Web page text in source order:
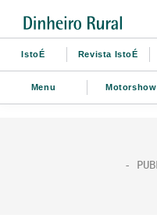
IstoÉ Revista IstoÉ
Menu Motorshow